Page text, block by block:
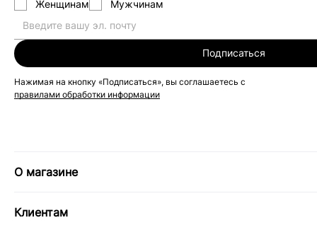
Женщинам Мужчинам
Подписаться
Нажимая на кнопку «Подписаться», вы соглашаетесь с
правилами обработки информации
О магазине
Клиентам